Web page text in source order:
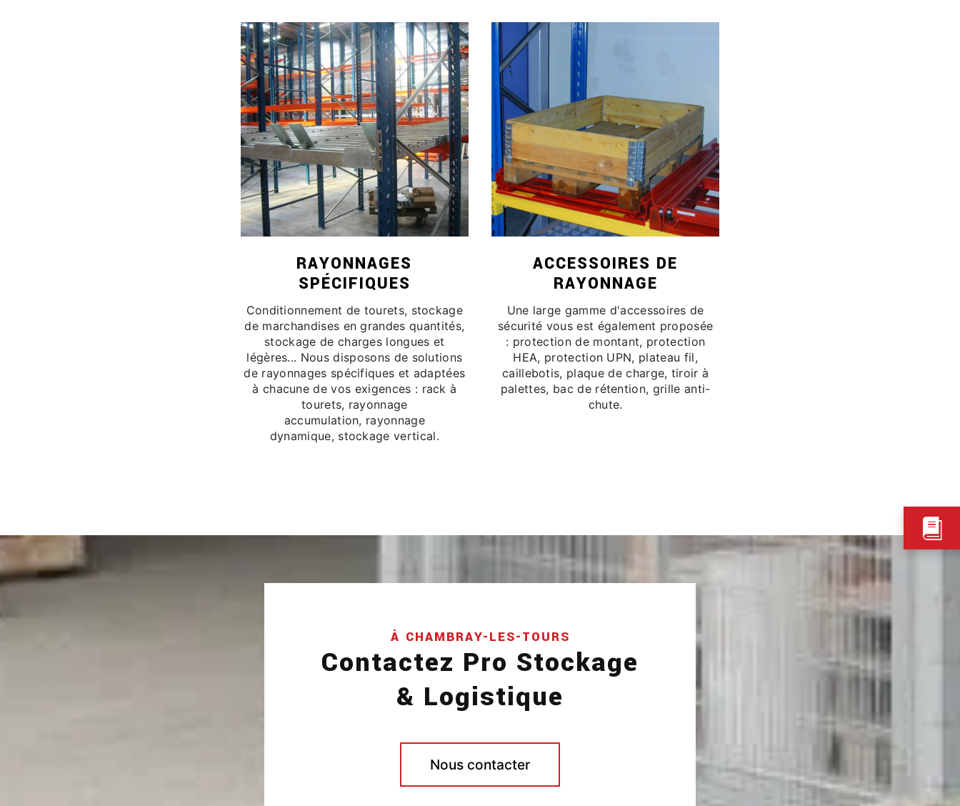
RAYONNAGES
SPÉCIFIQUES
Conditionnement de tourets, stockage
de marchandises en grandes quantités,
stockage de charges longues et
légères... Nous disposons de solutions
de rayonnages spécifiques et adaptées
à chacune de vos exigences : rack à
tourets, rayonnage
accumulation, rayonnage
dynamique, stockage vertical.
ACCESSOIRES DE
RAYONNAGE
Une large gamme d'accessoires de
sécurité vous est également proposée
: protection de montant, protection
HEA, protection UPN, plateau fil,
caillebotis, plaque de charge, tiroir à
palettes, bac de rétention, grille anti-
chute.
À CHAMBRAY-LES-TOURS
Contactez Pro Stockage
& Logistique
Nous contacter